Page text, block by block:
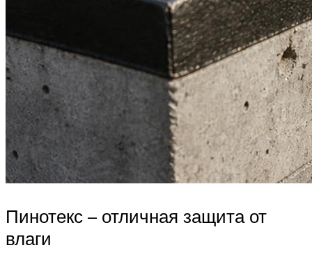
Пинотекс – отличная защита от
влаги